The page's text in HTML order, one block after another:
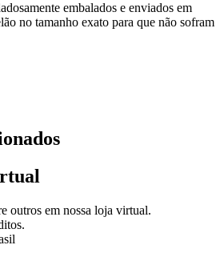
embalados e enviados em
no tamanho exato para que não sofram
outros em nossa loja virtual.